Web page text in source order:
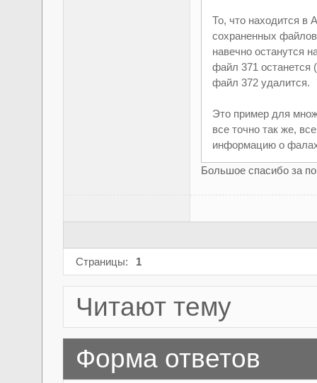
То, что находится в
сохраненных
навечно останутся
файл 371 останется
файл 372 удалится.
Это пример для
все точно так же,
информацию о
Большое спасибо за
Страницы: 1
Читают тему
Форма ответов